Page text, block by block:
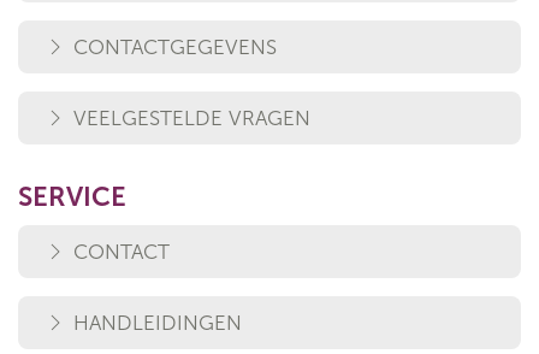
CONTACTGEGEVENS
VEELGESTELDE VRAGEN
SERVICE
CONTACT
HANDLEIDINGEN